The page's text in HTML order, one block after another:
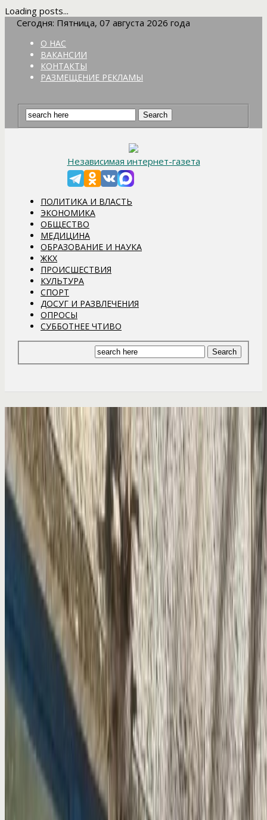
Loading posts...
Сегодня: Пятница, 07 августа 2026 года
О НАС
ВАКАНСИИ
КОНТАКТЫ
РАЗМЕЩЕНИЕ РЕКЛАМЫ
Независимая интернет-газета
ПОЛИТИКА И ВЛАСТЬ
ЭКОНОМИКА
ОБЩЕСТВО
МЕДИЦИНА
ОБРАЗОВАНИЕ И НАУКА
ЖКХ
ПРОИСШЕСТВИЯ
КУЛЬТУРА
СПОРТ
ДОСУГ И РАЗВЛЕЧЕНИЯ
ОПРОСЫ
СУББОТНЕЕ ЧТИВО